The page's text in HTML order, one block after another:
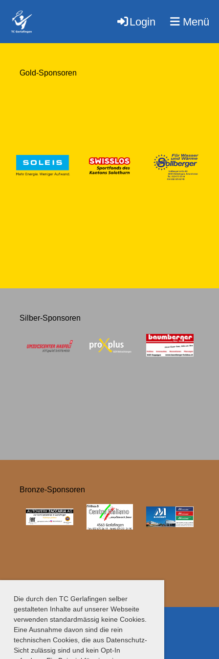
Die durch den TC Gerlafingen selber
gestalteten Inhalte auf unserer Webseite
verwenden standardmässig keine Cookies.
Eine Ausnahme davon sind die rein
technischen Cookies, die aus Datenschutz-
Sicht zulässig sind und kein Opt-In
Login Menü
Gold-Sponsoren
Silber-Sponsoren
Bronze-Sponsoren
Neben-Sponsoren